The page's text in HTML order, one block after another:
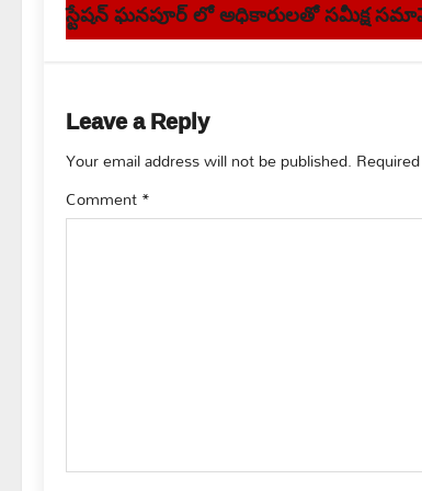
s
n
a
v
స్టేషన్ ఘనపూర్ లో అధికారులతో సమీక్ష
Leave a Reply
Your email address will not be published.
Comment*